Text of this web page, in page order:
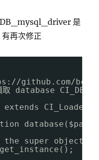
是
再次修正
github.com/bcit-
database
extends CI_Loader {
the super object